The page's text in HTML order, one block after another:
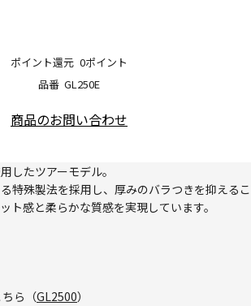
品番 GL250E
ポイント還元 0ポイント
商品のお問い合わせ
したツアーモデル。
特殊製法を採用し、厚みのバラつきを抑えるこ
ト感と柔らかな質感を実現しています。
ら（GL2500）